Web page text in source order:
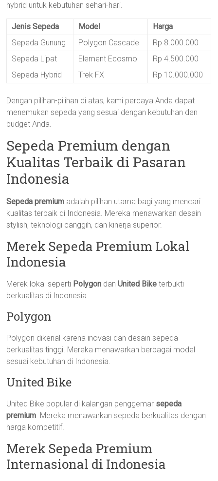
hybrid untuk kebutuhan sehari-hari.
Jenis Sepeda Model
Harga
Sepeda Gunung
Polygon Cascade
Rp 8.000.000
Sepeda Lipat
Element Ecosmo
Rp 4.500.000
Sepeda Hybrid
Trek FX Rp 10.000.000
Dengan pilihan-pilihan di atas, kami percaya Anda dapat
menemukan sepeda yang sesuai dengan kebutuhan dan
budget Anda.
Sepeda Premium dengan
Kualitas Terbaik di Pasaran
Indonesia
Sepeda premium adalah pilihan utama bagi yang mencari
kualitas terbaik di Indonesia. Mereka menawarkan desain
stylish, teknologi canggih, dan kinerja superior.
Merek Sepeda Premium Lokal
Indonesia
Merek lokal seperti Polygon danUnited Bike terbukti
berkualitas di Indonesia.
Polygon
Polygon dikenal karena inovasi dan desain sepeda
berkualitas tinggi. Mereka menawarkan berbagai model
sesuai kebutuhan di Indonesia.
United Bike
United Bike populer di kalangan penggemar sepeda
premium. Mereka menawarkan sepeda berkualitas dengan
harga kompetitif.
Merek Sepeda Premium
Internasional di Indonesia